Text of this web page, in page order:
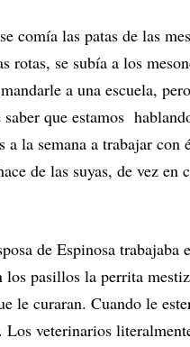
comía las patas de las
rotas, se subía a los
a una escuela,
que estamos
a la semana a trabajar
de las suyas, de vez en
de Espinosa trabajaba
pasillos la perrita
le curaran. Cuando le
veterinarios